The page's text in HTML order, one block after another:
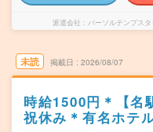
派遣会社 パーソルテンプス
未読 掲載日 2026/08/07
時給1500円＊【名
祝休み＊有名ホテ